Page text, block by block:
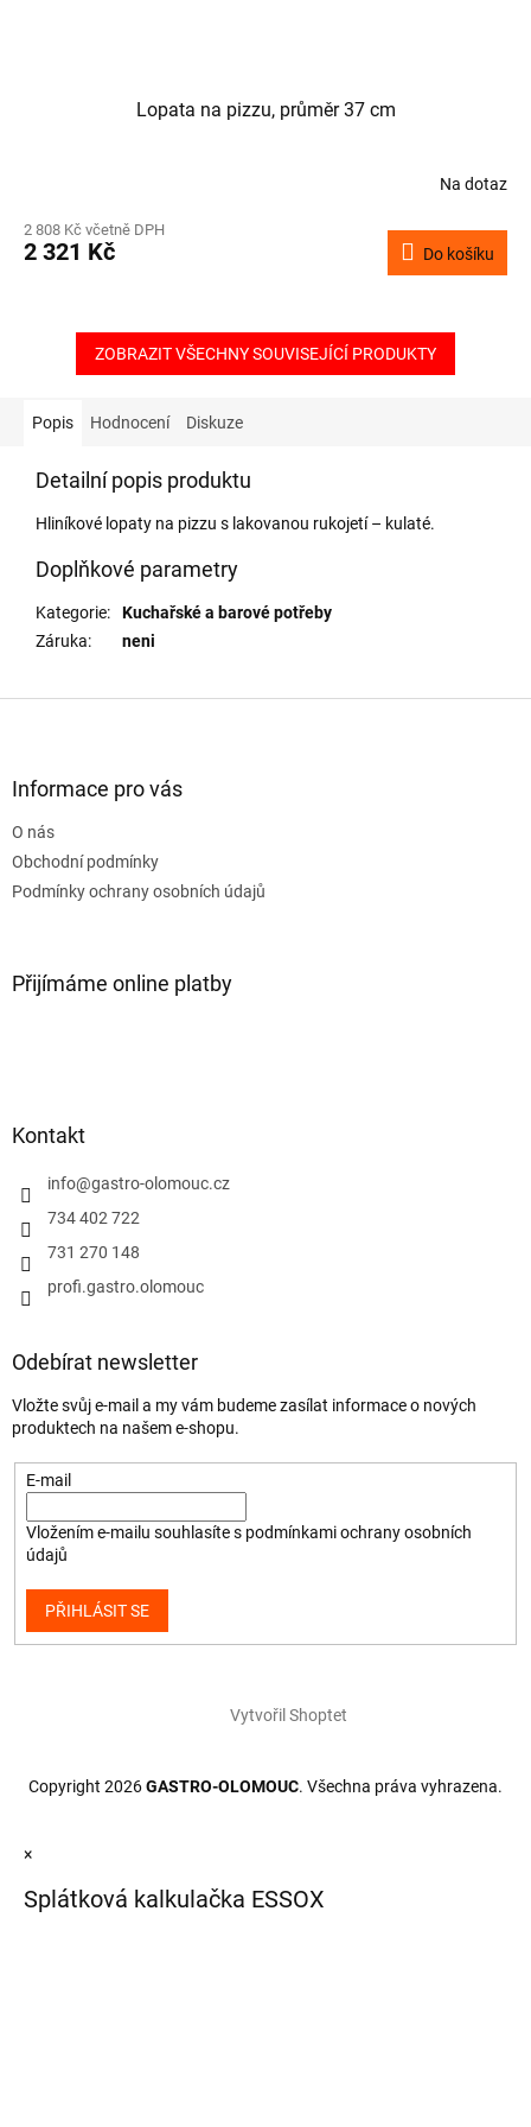
Lopata na pizzu, průměr 37 cm
Na dotaz
2 808 Kč včetně DPH
2 321 Kč Do košíku
ZOBRAZIT VŠECHNY SOUVISEJÍCÍ PRODUKTY
Popis Hodnocení Diskuze
Detailní popis produktu
Hliníkové lopaty na pizzu s lakovanou rukojetí – kulaté.
Doplňkové parametry
Kategorie:
Kuchařské a barové potřeby
Záruka: neni
Informace pro vás
O nás
Obchodní podmínky
Podmínky ochrany osobních údajů
Přijímáme online platby
Kontakt
info@gastro-olomouc.cz
734 402 722
731 270 148
profi.gastro.olomouc
Odebírat newsletter
Vložte svůj e-mail a my vám budeme zasílat informace o nových
produktech na našem e-shopu.
E-mail
Vložením e-mailu souhlasíte s podmínkami ochrany osobních
údajů
PŘIHLÁSIT SE
Vytvořil Shoptet
Copyright 2026GASTRO-OLOMOUC. Všechna práva vyhrazena.
×
Splátková kalkulačka ESSOX